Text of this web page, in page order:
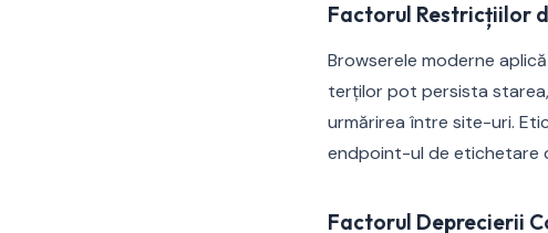
Factorul Restricțiilor
Browserele moderne
terților pot persista
urmărirea între site-uri.
endpoint-ul de etichetare
Factorul Deprecierii